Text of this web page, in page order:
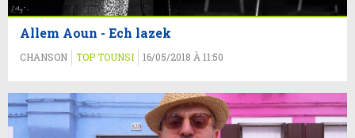
Allem Aoun - Ech lazek
CHANSON TOP TOUNSI 16/05/2018 À 11:50